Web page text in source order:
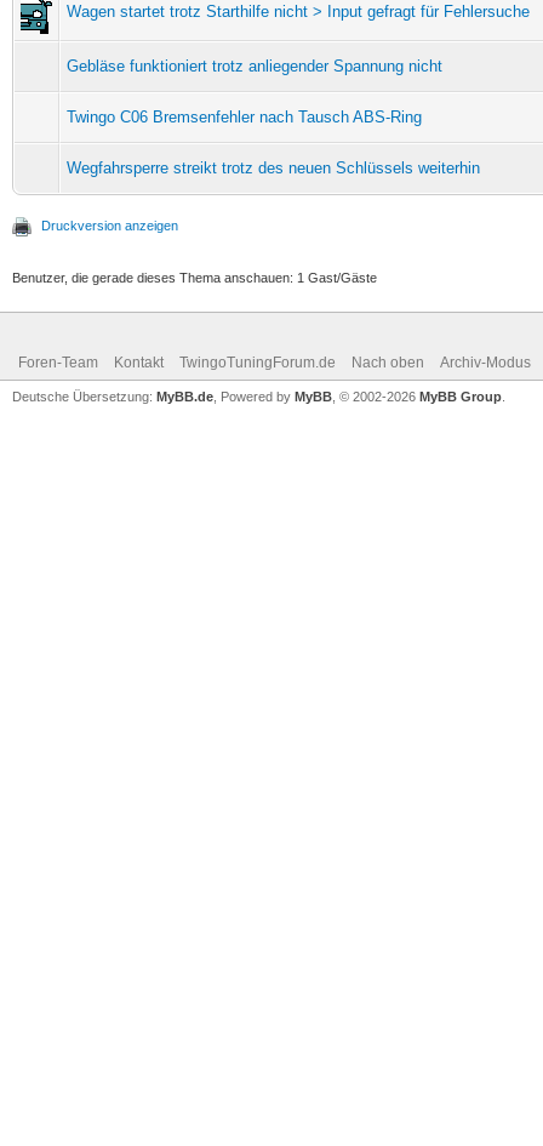
Wagen startet trotz Starthilfe nicht > Input gefragt für Fehlersuche
Gebläse funktioniert trotz anliegender Spannung nicht
Twingo C06 Bremsenfehler nach Tausch ABS-Ring
Wegfahrsperre streikt trotz des neuen Schlüssels weiterhin
Druckversion anzeigen
Benutzer, die gerade dieses Thema anschauen: 1 Gast/Gäste
Foren-Team Kontakt TwingoTuningForum.de Nach oben Archiv-Modus
Deutsche Übersetzung: MyBB.de , Powered by MyBB , © 2002-2026 MyBB Group